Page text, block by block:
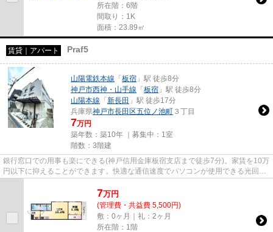
所在階：6階
間取り：1K
面積：23.89㎡
賃貸｜アパート Praf5
山陽電鉄本線 「 板宿 」駅 徒歩8分
神戸市西神・山手線 「 板宿 」駅 徒歩8分
山陽本線 「 新長田 」駅 徒歩17分
兵庫県神戸市長田区五位ノ池町 ３丁目
7万円
築年数：築10年 ｜募集中： 1室
階数：3階建
銀行窓口での用事も楽にできる(神戸信用金庫板宿支店まで徒歩7分)。家賃を10万
円以下に抑えることができます。快適な通信速度でパソコンが使用できる光回線
7万円
(管理費・共益費 5,500円)
敷：0ヶ月｜礼：2ヶ月
所在階：1階